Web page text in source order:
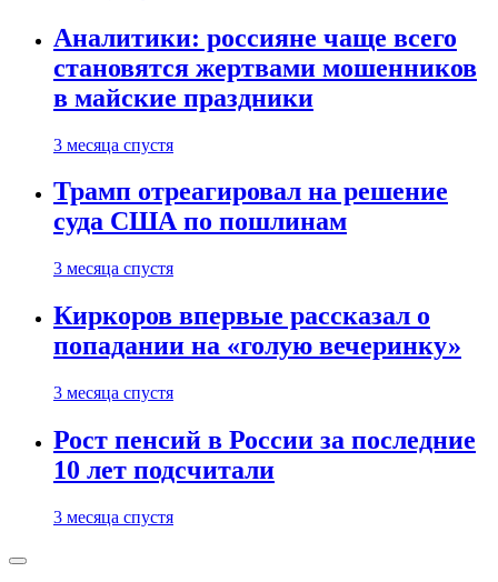
Аналитики: россияне чаще всего
становятся жертвами мошенников
в майские праздники
3 месяца спустя
Трамп отреагировал на решение
суда США по пошлинам
3 месяца спустя
Киркоров впервые рассказал о
попадании на «голую вечеринку»
3 месяца спустя
Рост пенсий в России за последние
10 лет подсчитали
3 месяца спустя